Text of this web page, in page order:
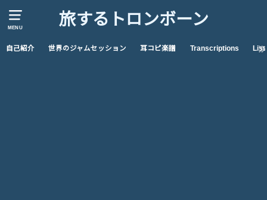
MENU 旅するトロンボーン
自己紹介 世界のジャムセッション 耳コピ楽譜 Transcriptions List